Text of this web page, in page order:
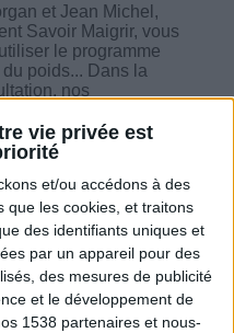
vie privée est
et/ou accédons à des
que les cookies, et traitons
des identifiants uniques et
par un appareil pour des
des mesures de publicité
et le développement de
1538 partenaires et nous-
et Jean Michel,
Savoir Maigrir, vous
le programme
poids... Dans la
nos
vous perdre ?
10
Plus de
10 kilos